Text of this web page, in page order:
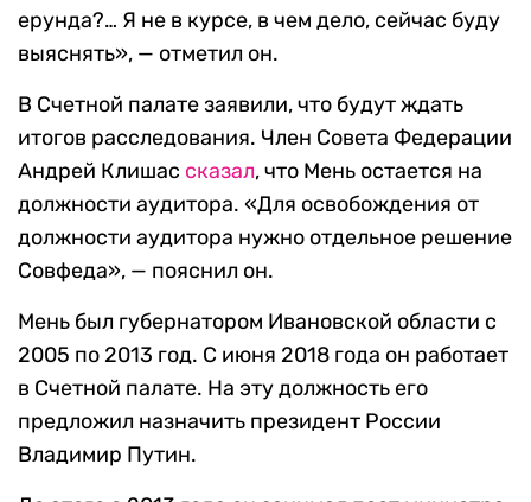
ерунда?… Я не в курсе, в чем дело, сейчас буду
выяснять», — отметил он.
В Счетной палате заявили, что будут ждать
итогов расследования. Член Совета Федерации
Андрей Клишас сказал, что Мень остается на
должности аудитора. «Для освобождения от
должности аудитора нужно отдельное решение
Совфеда», — пояснил он.
Мень был губернатором Ивановской области с
2005 по 2013 год. С июня 2018 года он работает
в Счетной палате. На эту должность его
предложил назначить президент России
Владимир Путин.